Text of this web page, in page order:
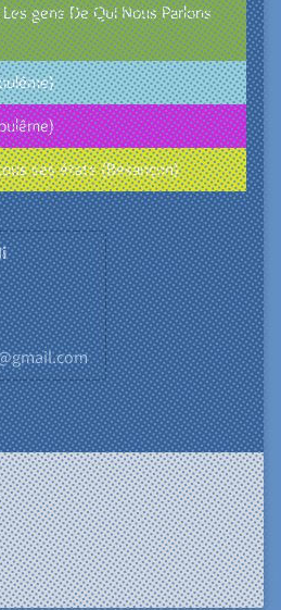
gens De Qui Nous Parlons
ses états (Besançon)